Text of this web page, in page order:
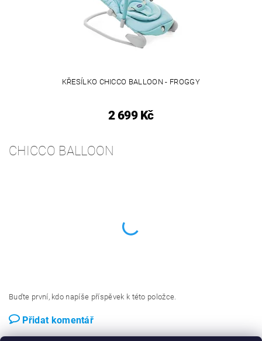
KŘESÍLKO CHICCO BALLOON - FROGGY
2 699 Kč
CHICCO BALLOON
Buďte první, kdo napíše příspěvek k této položce.
Přidat komentář